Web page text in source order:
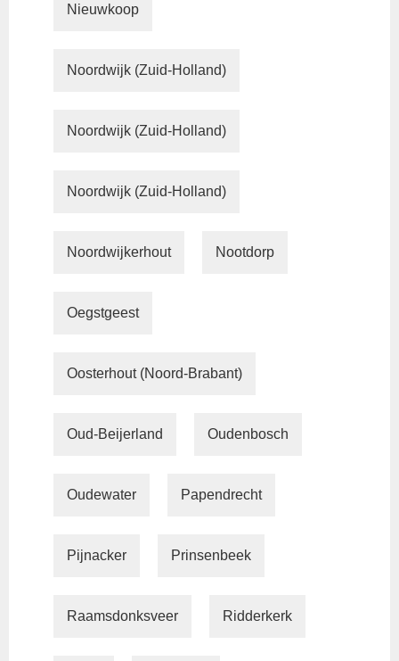
Nieuwkoop
Noordwijk (Zuid-Holland)
Noordwijk (Zuid-Holland)
Noordwijk (Zuid-Holland)
Noordwijkerhout Nootdorp
Oegstgeest
Oosterhout (Noord-Brabant)
Oud-Beijerland Oudenbosch
Oudewater Papendrecht
Pijnacker Prinsenbeek
Raamsdonksveer Ridderkerk